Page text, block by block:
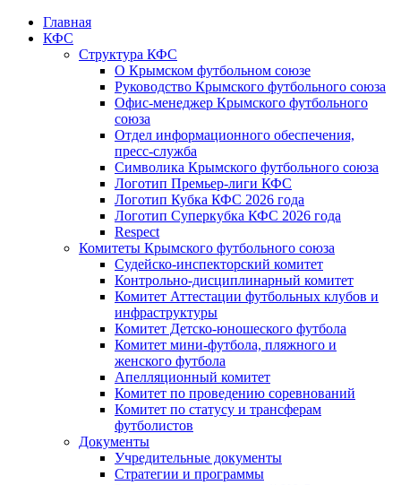
Главная
КФС
Структура КФС
О Крымском футбольном союзе
Руководство Крымского футбольного союза
Офис-менеджер Крымского футбольного
союза
Отдел информационного обеспечения,
пресс-служба
Символика Крымского футбольного союза
Логотип Премьер-лиги КФС
Логотип Кубка КФС 2026 года
Логотип Суперкубка КФС 2026 года
Respect
Комитеты Крымского футбольного союза
Судейско-инспекторский комитет
Контрольно-дисциплинарный комитет
Комитет Аттестации футбольных клубов и
инфраструктуры
Комитет Детско-юношеского футбола
Комитет мини-футбола, пляжного и
женского футбола
Апелляционный комитет
Комитет по проведению соревнований
Комитет по статусу и трансферам
футболистов
Документы
Учредительные документы
Стратегии и программы